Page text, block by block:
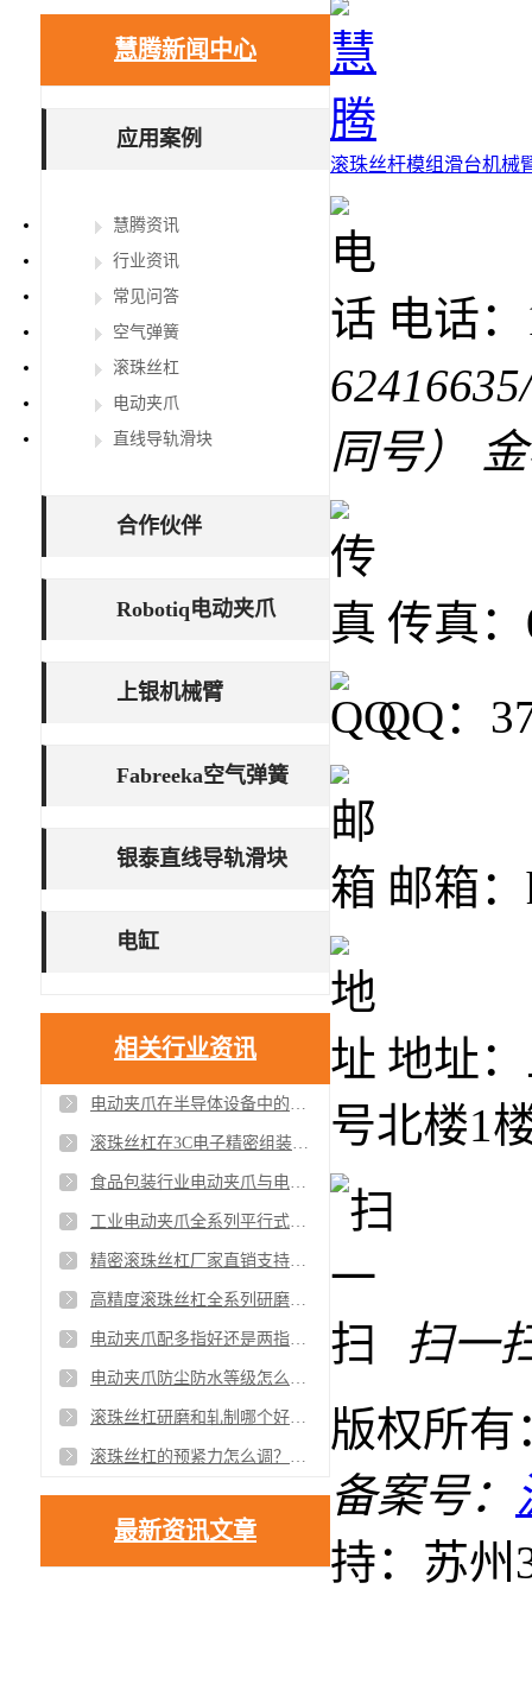
慧腾新闻中心
应用案例
慧腾资讯
行业资讯
常见问答
空气弹簧
滚珠丝杠
电动夹爪
直线导轨滑块
合作伙伴
Robotiq电动夹爪
上银机械臂
Fabreeka空气弹簧
银泰直线导轨滑块
电缸
相关行业资讯
最新资讯文章
滚珠丝杆模组滑台机械
电话
同号）
传真：
QQ：
邮箱
地址
号北楼1
扫一
版权所有
备案号：
持：苏州